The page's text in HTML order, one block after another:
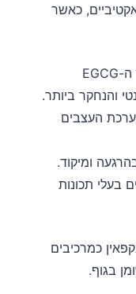
כאשר
– נוגדי חמצון חזקים, כאשר ה-EGCG
והנחקר ביותר.
העצבים
ומיקוד.
בעלי תכונות
כמרכיבים
בגוף.